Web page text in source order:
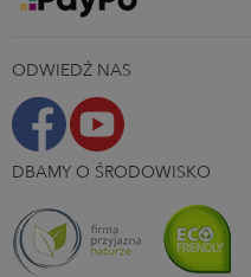
ODWIEDŹ NAS
DBAMY O ŚRODOWISKO